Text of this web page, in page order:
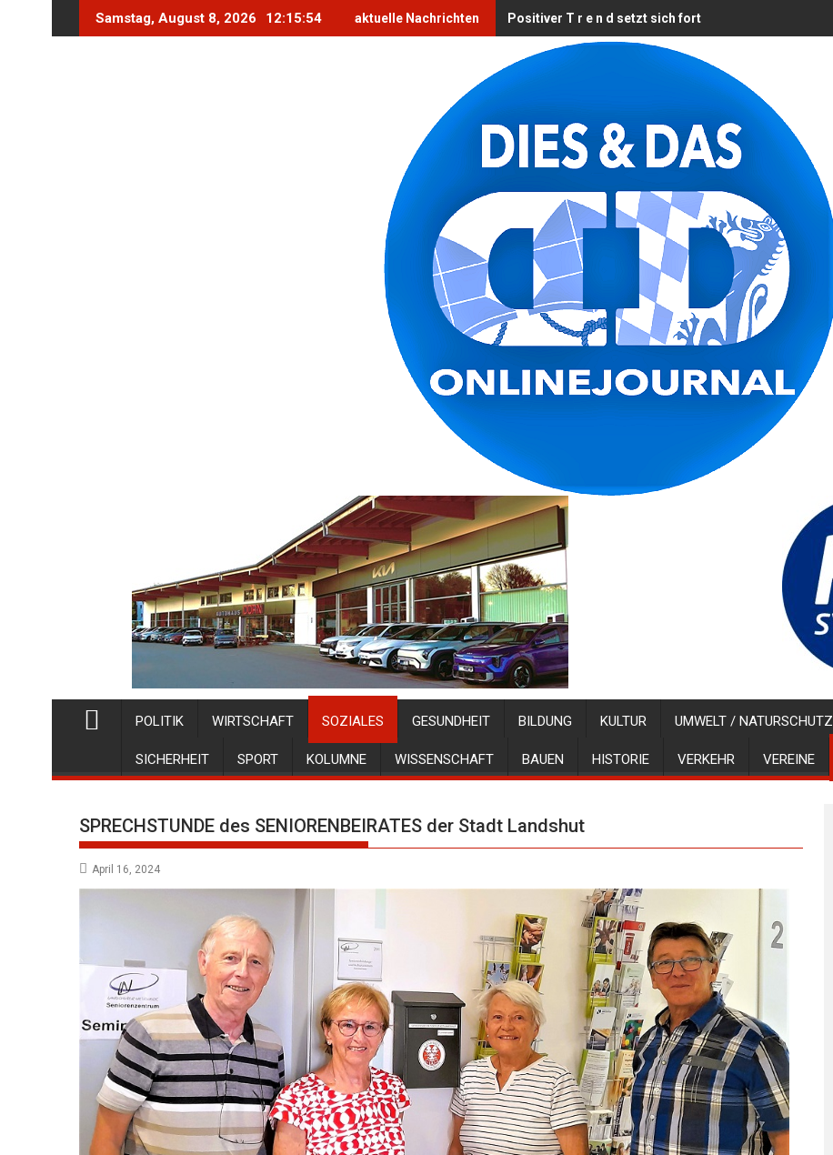
Samstag, August 8, 2026 12:15:56 aktuelle Nachrichten Positiver T r e n d setzt sich fort
POLITIK WIRTSCHAFT SOZIALES GESUNDHEIT BILDUNG KULTUR UMWELT / NATURSCHUTZ
SICHERHEIT SPORT KOLUMNE WISSENSCHAFT BAUEN HISTORIE VERKEHR VEREINE
SPRECHSTUNDE des SENIORENBEIRATES der Stadt Landshut
April 16, 2024